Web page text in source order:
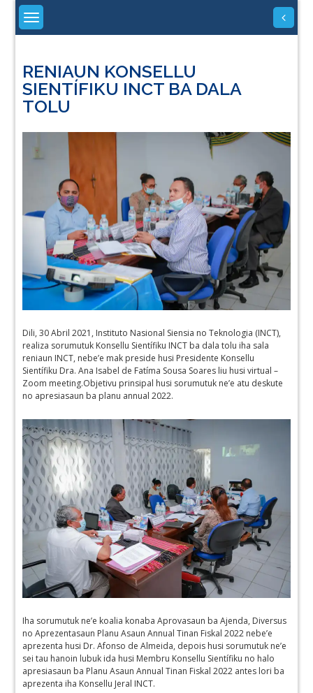
Skip
content
RENIAUN KONSELLU
SIENTÍFIKU INCT BA DALA
TOLU
Dili, 30 Abril 2021, Instituto Nasional Siensia no Teknologia (INCT),
realiza sorumutuk Konsellu Sientífiku INCT ba dala tolu iha sala
reniaun INCT, nebe’e mak preside husi Presidente Konsellu
Sientífiku Dra. Ana Isabel de Fatíma Sousa Soares liu husi virtual –
Zoom meeting.Objetivu prinsipal husi sorumutuk ne’e atu deskute
no apresiasaun ba planu annual 2022.
Iha sorumutuk ne’e koalia konaba Aprovasaun ba Ajenda, Diversus
no Aprezentasaun Planu Asaun Annual Tinan Fiskal 2022 nebe’e
aprezenta husi Dr. Afonso de Almeida, depois husi sorumutuk ne’e
sei tau hanoin lubuk ida husi Membru Konsellu Sientífiku no halo
apresiasaun ba Planu Asaun Annual Tinan Fiskal 2022 antes lori ba
aprezenta iha Konsellu Jeral INCT.